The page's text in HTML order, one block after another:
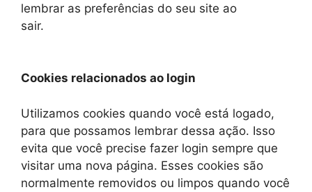
lembrar as preferências do seu site ao
sair.
Cookies relacionados ao login
Utilizamos cookies quando você está logado,
para que possamos lembrar dessa ação. Isso
evita que você precise fazer login sempre que
visitar uma nova página. Esses cookies são
normalmente removidos ou limpos quando você